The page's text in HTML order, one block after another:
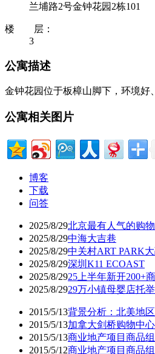
兰埔路2号金钟花园2栋101
楼 层：
3
公寓描述
金钟花园位于板樟山脚下，环境好
公寓相关图片
博客
下载
问答
2025/8/29北京最有人气的购
2025/8/29中海大吉巷
2025/8/29中关村ART PARK
2025/8/29深圳K11 ECOAST
2025/8/2925上半年新开200+
2025/8/2929万小镇母婴店托
2015/5/13背景分析：北美地
2015/5/13加拿大剑桥购物中
2015/5/13商业地产项目商品
2015/5/12商业地产项目商品